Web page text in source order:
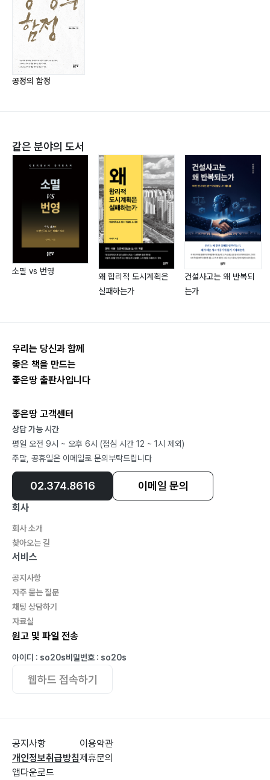
13 그래도 이 길로 가야 한다면 156
1) 개인 의지 감폭 제어
2) 경쟁 무기의 3요소
14 극복 170
1) 주도권
공정의 함정
같은 분야의 도서
소멸 vs 번영
왜 합리적 도시계획은
실패하는가
건설사고는 왜 반복되
는가
우리는 당신과 함께
좋은 책을 만드는
좋은땅 출판사입니다
좋은땅 고객센터
상담 가능 시간
평일 오전 9시 ~ 오후 6시 (점심 시간 12 ~ 1시 제외)
주말, 공휴일은 이메일로 문의부탁드립니다
02.374.8616 이메일 문의
회사
회사 소개
찾아오는 길
서비스
공지사항
자주 묻는 질문
채팅 상담하기
자료실
원고 및 파일 전송
아이디 : so20s비밀번호 : so20s
웹하드 접속하기
공지사항
개인정보취급방침
앱다운로드
이용약관
제휴문의